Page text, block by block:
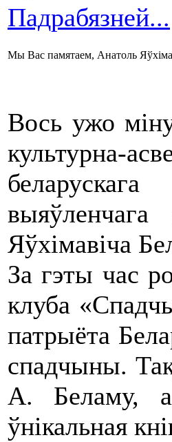
Падрабязней...
Мы Вас памятаем, Анатоль
Вось ужо
культурна-
Яўхімавіча
За гэты час
клуба
патрыёта
спадчыны.
А. Беламу, а
ўнікальная